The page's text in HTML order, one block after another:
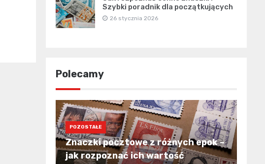
Szybki poradnik dla początkujących
26 stycznia 2026
Polecamy
POZOSTAŁE
Znaczki pocztowe z różnych epok –
jak rozpoznać ich wartość